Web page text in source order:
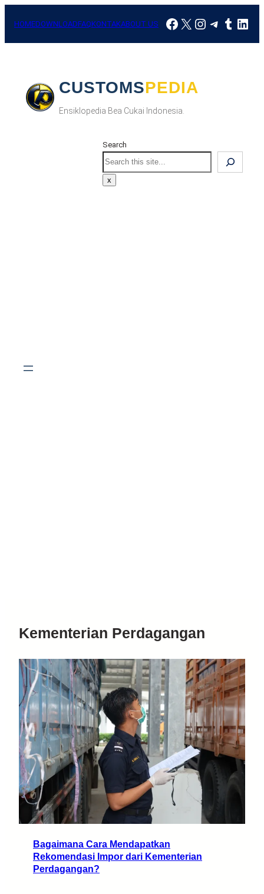
HOMEDOWNLOADFAQKONTAKABOUT US Facebook
X Instagram
CUSTOMSPEDIA
Ensiklopedia Bea Cukai Indonesia.
Search
Search
x
Kementerian Perdagangan
Bagaimana Cara Mendapatkan
Rekomendasi Impor dari Kementerian
Perdagangan?